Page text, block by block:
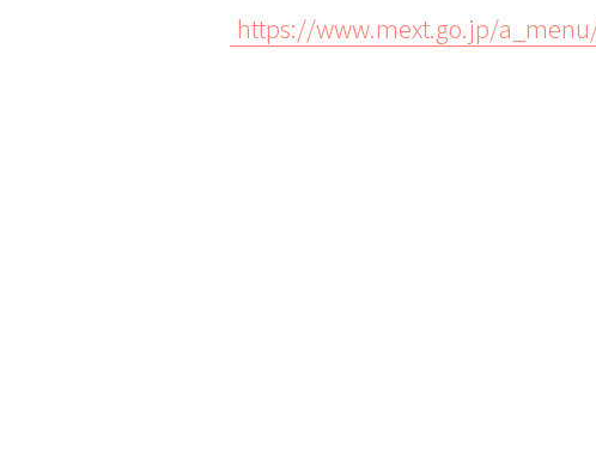
https://www.mext.go.jp/